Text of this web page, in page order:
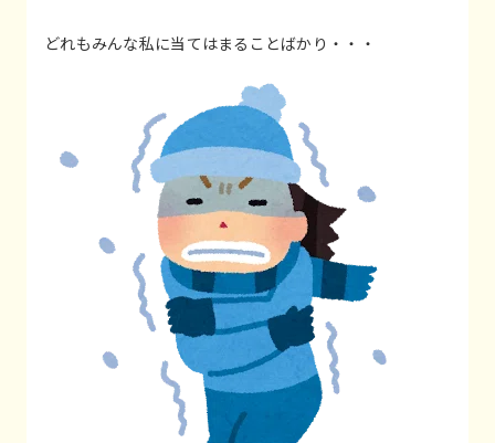
どれもみんな私に当てはまることばかり・・・